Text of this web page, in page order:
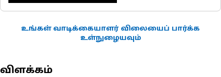
உங்கள் வாடிக்கையாளர் விலையைப் பார்க்க
உள்நுழையவும்
விளக்கம்